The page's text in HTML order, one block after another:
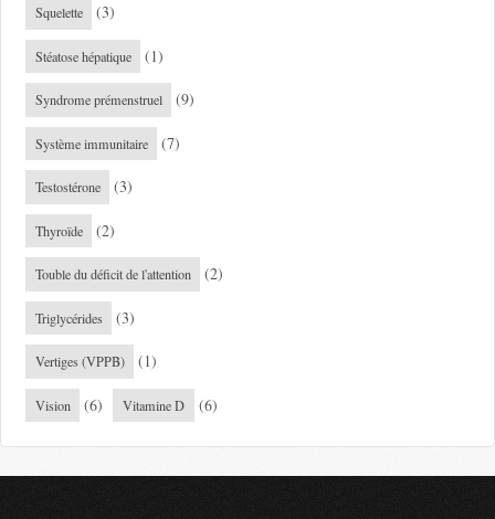
Squelette (3)
Stéatose hépatique (1)
Syndrome prémenstruel (9)
Système immunitaire (7)
Testostérone (3)
Thyroïde (2)
Touble du déficit de l'attention (2)
Triglycérides (3)
Vertiges (VPPB) (1)
Vision (6) Vitamine D (6)